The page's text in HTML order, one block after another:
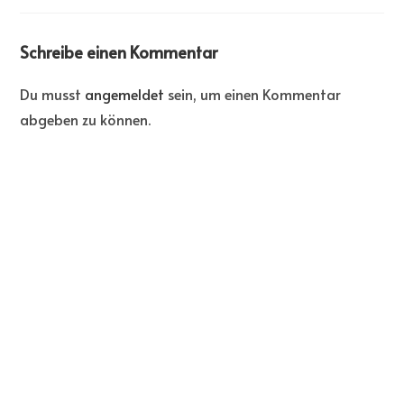
Schreibe einen Kommentar
Du musst angemeldet sein, um einen Kommentar
abgeben zu können.